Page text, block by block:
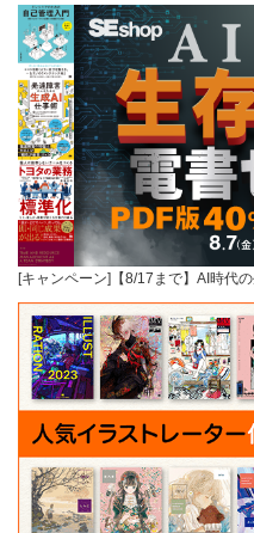
[キャンペーン]【8/17まで】AI時代